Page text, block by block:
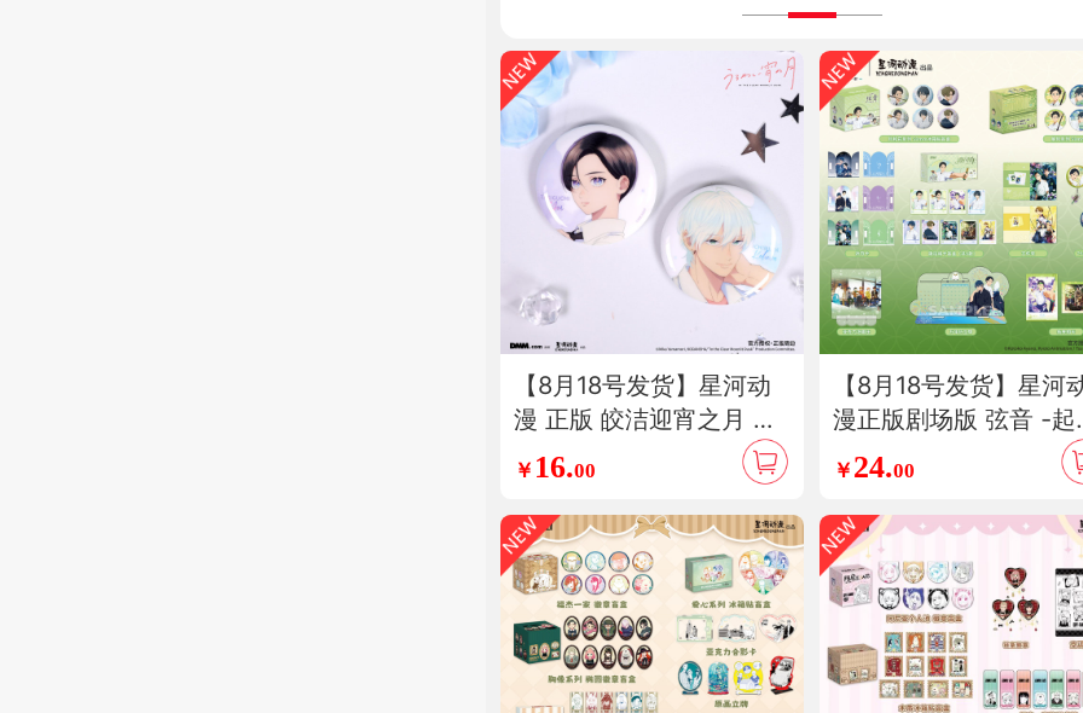
【8月18号发货】星河动
漫 正版 皎洁迎宵之月 泷
口宵市村琥珀 徽章 吧唧
动漫周边
￥ 16.00
【8月18号发货】星河
漫正版剧场版 弦音 -起
的一箭-愁凑静弥冰箱
相卡盲盒文件夹立牌动
周边
￥ 24.00